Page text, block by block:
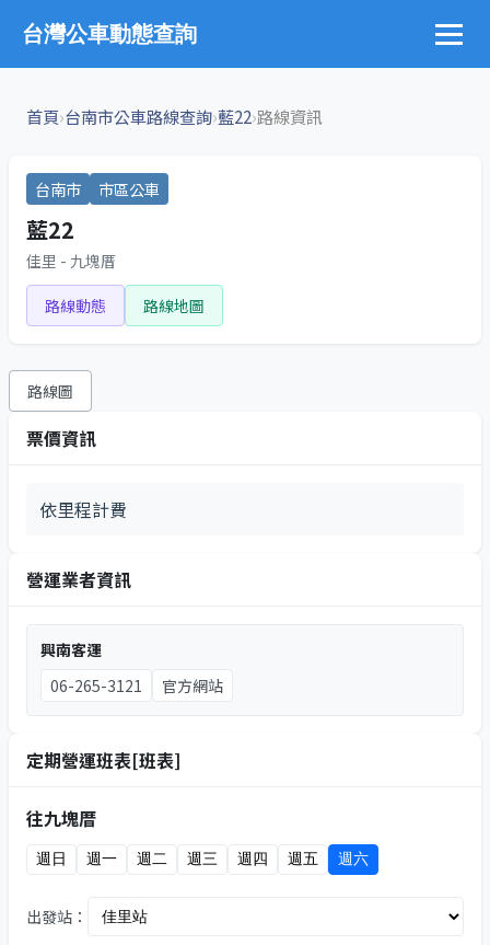
台灣公車動態查詢
首頁›台南市公車路線查詢›藍22›路線資訊
台南市 市區公車
藍22
佳里 - 九塊厝
路線動態 路線地圖
路線圖
票價資訊
依里程計費
營運業者資訊
興南客運
06-265-3121
官方網站
定期營運班表[班表]
往九塊厝
週日 週一 週二 週三 週四 週五 週六
出發站：